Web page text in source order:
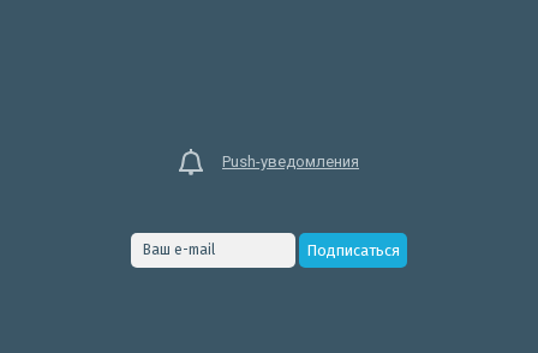
Push-уведомления